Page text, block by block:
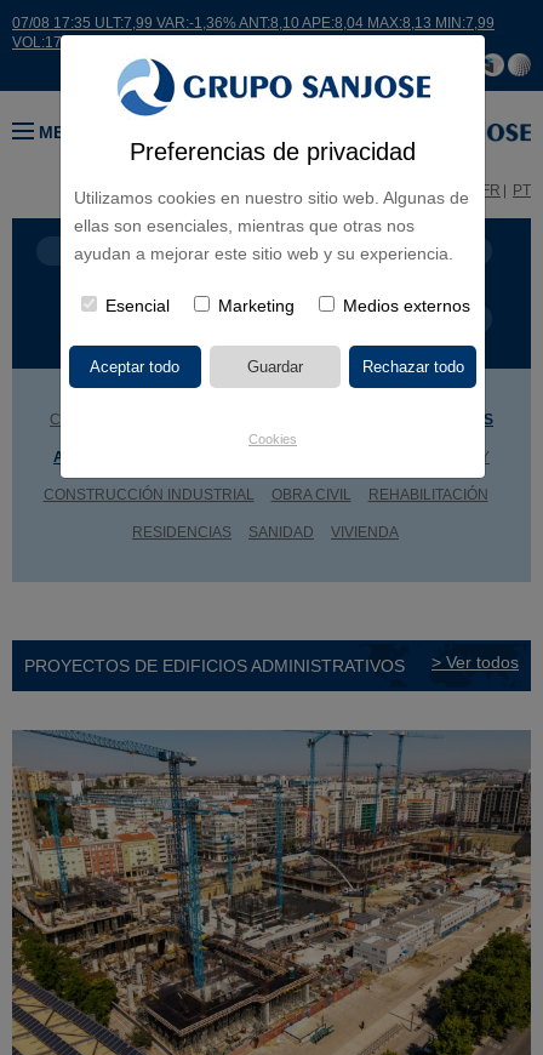
Preferencias de privacidad
Utilizamos cookies en nuestro sitio web. Algunas de
ellas son esenciales, mientras que otras nos
ayudan a mejorar este sitio web y su experiencia.
Esencial Marketing Medios externos
Cookies
07/08 17:35 ULT:7,99 VAR:-1,36% ANT:8,10 APE:8,04 MAX:8,13 MIN:7,99
VOL:17664
MENÚ
EN FR PT
LÍNEA DE NEGOCIO CONTINENTES
CENTROS COMERCIALES EDIFICIOS
ADMINISTRATIVOS INGENIERÍA Y
CONSTRUCCIÓN INDUSTRIAL OBRA CIVIL REHABILITACIÓN
RESIDENCIAS SANIDAD VIVIENDA
PROYECTOS DE EDIFICIOS ADMINISTRATIVOS > Ver todos